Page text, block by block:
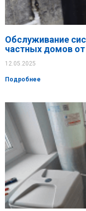
Обслуживание
частных домов от
12.05.2025
Подробнее